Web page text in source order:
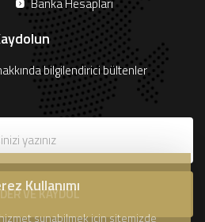
bilgilendirici bültenler
VE KAYDOL
Kullanımı
sunabilmek için sitemizde